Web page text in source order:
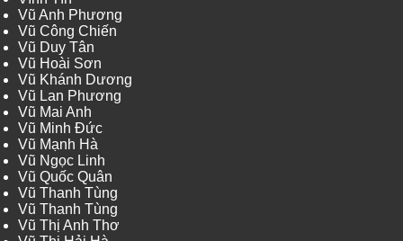
Vũ Anh Phương
Vũ Công Chiến
Vũ Duy Tân
Vũ Hoài Sơn
Vũ Khánh Dương
Vũ Lan Phương
Vũ Mai Anh
Vũ Minh Đức
Vũ Mạnh Hà
Vũ Ngọc Linh
Vũ Quốc Quân
Vũ Thanh Tùng
Vũ Thanh Tùng
Vũ Thị Anh Thơ